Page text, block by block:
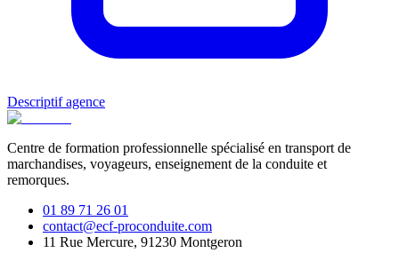
Descriptif agence
Centre de formation professionnelle spécialisé en transport de
marchandises, voyageurs, enseignement de la conduite et
remorques.
01 89 71 26 01
contact@ecf-proconduite.com
11 Rue Mercure, 91230 Montgeron